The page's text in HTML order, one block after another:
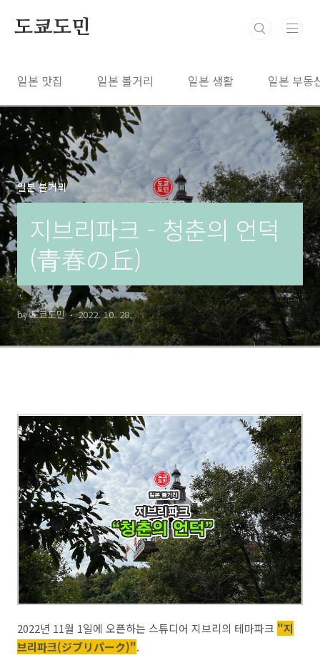
도쿄도민
일본 맛집 일본 볼거리 일본 생활 일본 부동
일본 볼거리
지브리파크 - 청춘의 언덕
(青春の丘)
by 도쿄도민 2022. 10. 28.
2022년 11월 1일에 오픈하는 스튜디어 지브리의 테마파크 "지
브리파크(ジブリパーク)".